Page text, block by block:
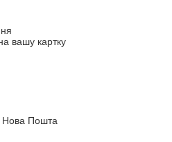
вашу картку
Нова Пошта